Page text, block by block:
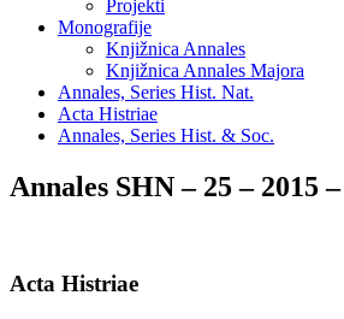
Projekti
Monografije
Knjižnica Annales
Knjižnica Annales Majora
Annales, Series Hist. Nat.
Acta Histriae
Annales, Series Hist. & Soc.
Annales SHN – 25 – 2015
Acta Histriae